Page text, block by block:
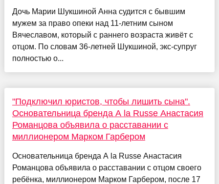
Дочь Марии Шукшиной Анна судится с бывшим
мужем за право опеки над 11-летним сыном
Вячеславом, который с раннего возраста живёт с
отцом. По словам 36-летней Шукшиной, экс-супруг
полностью о...
"Подключил юристов, чтобы лишить сына".
Основательница бренда A la Russe Анастасия
Романцова объявила о расставании с
миллионером Марком Гарбером
Основательница бренда A la Russe Анастасия
Романцова объявила о расставании с отцом своего
ребёнка, миллионером Марком Гарбером, после 17